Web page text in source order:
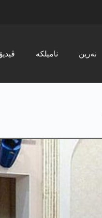
ڤیدیۆ نامیلکە نەرین